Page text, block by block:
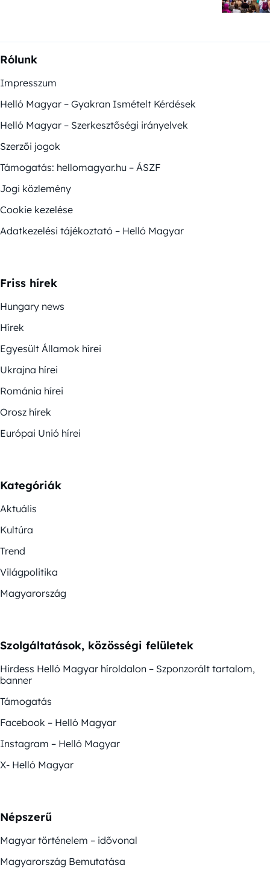
Rólunk
Impresszum
Helló Magyar – Gyakran Ismételt Kérdések
Helló Magyar – Szerkesztőségi irányelvek
Szerzői jogok
Támogatás: hellomagyar.hu – ÁSZF
Jogi közlemény
Cookie kezelése
Adatkezelési tájékoztató – Helló Magyar
Friss hírek
Hungary news
Hírek
Egyesült Államok hírei
Ukrajna hírei
Románia hírei
Orosz hírek
Európai Unió hírei
Kategóriák
Aktuális
Kultúra
Trend
Világpolitika
Magyarország
Szolgáltatások, közösségi felületek
Hirdess Helló Magyar híroldalon – Szponzorált tartalom,
banner
Támogatás
Facebook – Helló Magyar
Instagram – Helló Magyar
X- Helló Magyar
Népszerű
Magyar történelem – idővonal
Magyarország Bemutatása